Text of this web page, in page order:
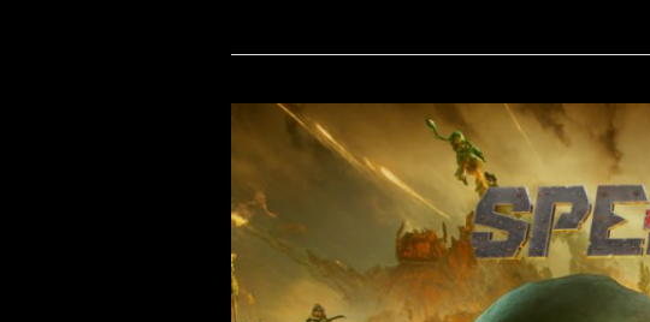
Warhammer
Speed
Freeks